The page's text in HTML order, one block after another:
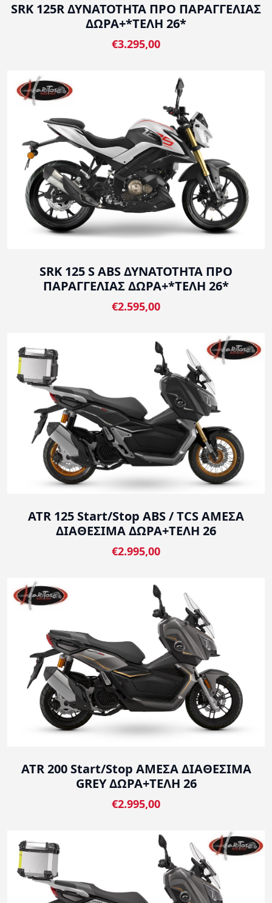
SRK 125R ΔΥΝΑΤΟΤΗΤΑ ΠΡΟ ΠΑΡΑΓΓΕΛΙΑΣ
ΔΩΡΑ+*ΤΕΛΗ 26*
€3.295,00
SRK 125 S ABS ΔΥΝΑΤΟΤΗΤΑ ΠΡΟ
ΠΑΡΑΓΓΕΛΙΑΣ ΔΩΡΑ+*ΤΕΛΗ 26*
€2.595,00
ATR 125 Start/Stop ABS / TCS ΑΜΕΣΑ
ΔΙΑΘΕΣΙΜΑ ΔΩΡΑ+ΤΕΛΗ 26
€2.995,00
ATR 200 Start/Stop ΑΜΕΣΑ ΔΙΑΘΕΣΙΜΑ
GREY ΔΩΡΑ+ΤΕΛΗ 26
€2.995,00